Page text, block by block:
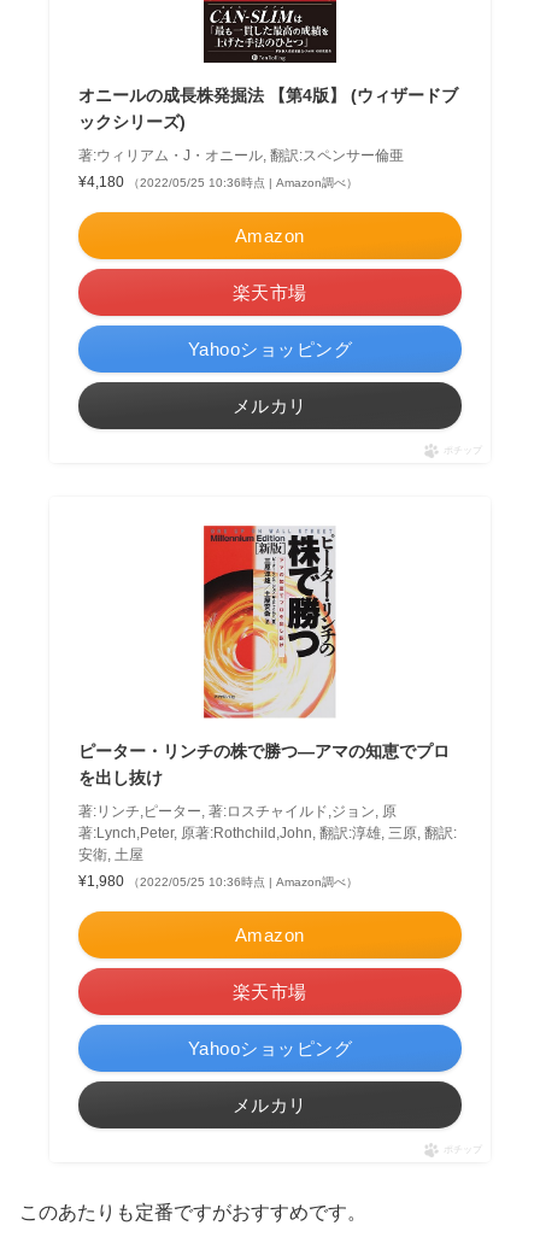
オニールの成長株発掘法 【第4版】 (ウィザードブ
ックシリーズ)
著:ウィリアム・J・オニール, 翻訳:スペンサー倫亜
¥4,180
（2022/05/25 10:36時点 | Amazon調べ）
Amazon
楽天市場
Yahooショッピング
メルカリ
ポチップ
ピーター・リンチの株で勝つ―アマの知恵でプロ
を出し抜け
著:リンチ,ピーター, 著:ロスチャイルド,ジョン, 原
著:Lynch,Peter, 原著:Rothchild,John, 翻訳:淳雄, 三原, 翻訳:
安衛, 土屋
¥1,980
（2022/05/25 10:36時点 | Amazon調べ）
Amazon
楽天市場
Yahooショッピング
メルカリ
ポチップ
このあたりも定番ですがおすすめです。